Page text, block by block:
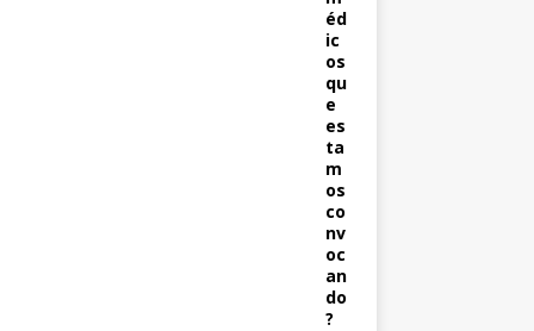
éd
ic
os
qu
e
es
ta
m
os
co
nv
oc
an
do
?